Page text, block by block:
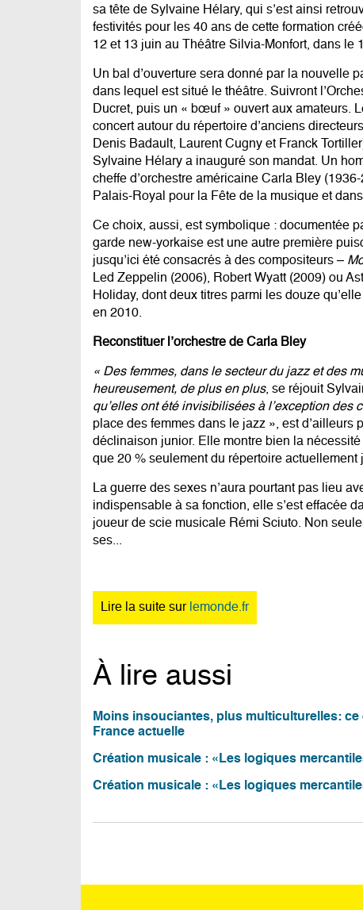
sa tête de Sylvaine Hélary, qui s’est ainsi
festivités pour les 40 ans de cette formation
12 et 13 juin au Théâtre Silvia-Monfort, dans le
Un bal d’ouverture sera donné par la nouvelle
dans lequel est situé le théâtre. Suivront
Ducret, puis un « bœuf » ouvert aux amateurs.
concert autour du répertoire d’anciens
Denis Badault, Laurent Cugny et Franck
Sylvaine Hélary a inauguré son mandat. Un
cheffe d’orchestre américaine Carla Bley
Palais-Royal pour la Fête de la musique et
Ce choix, aussi, est symbolique : documentée
garde new-yorkaise est une autre première
jusqu’ici été consacrés à des compositeurs –
Led Zeppelin (2006), Robert Wyatt (2009) ou
Holiday, dont deux titres parmi les douze
en 2010.
Reconstituer l’orchestre de Carla Bley
« Des femmes, dans le secteur du jazz et des
heureusement, de plus en plus, se réjouit
qu’elles ont été invisibilisées à l’exception des
place des femmes dans le jazz », est d’ailleurs
déclinaison junior. Elle montre bien la
que 20 % seulement du répertoire
La guerre des sexes n’aura pourtant pas lieu
indispensable à sa fonction, elle s’est effacée
joueur de scie musicale Rémi Sciuto. Non
ses...
Lire la suite sur lemonde.fr
À lire aussi
Moins insouciantes, plus multiculturelles:
France actuelle
Création musicale : «Les logiques
Création musicale : «Les logiques